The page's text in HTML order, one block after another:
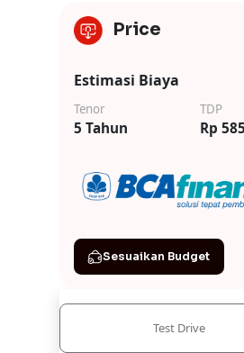
Price
Estimasi Biaya
Tenor
5 Tahun
TDP
Rp
Sesuaikan Budget
Test Drive